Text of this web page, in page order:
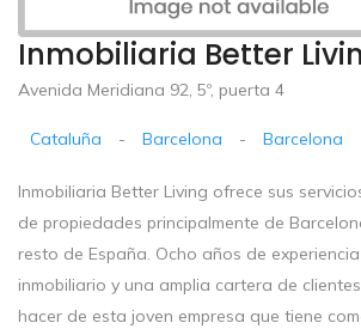
Inmobiliaria Better
Avenida Meridiana 92, 5º, puerta 4
Cataluña - Barcelona - Barcelona
Inmobiliaria Better Living ofrece sus
de propiedades principalmente de
resto de España. Ocho años de
inmobiliario y una amplia cartera de
hacer de esta joven empresa que tiene